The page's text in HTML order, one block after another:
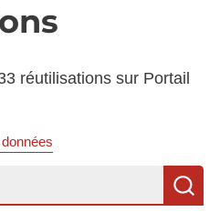
réutilisations sur Portail